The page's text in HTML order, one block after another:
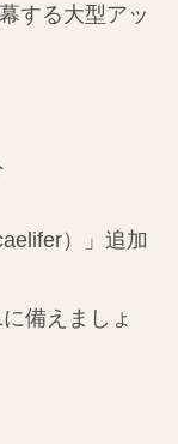
する大型アッ
）」追加
備えましょ